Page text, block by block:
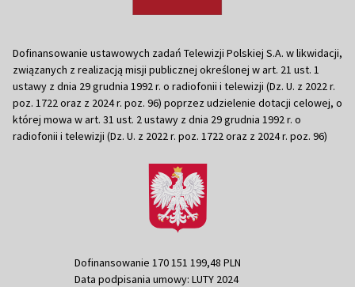
Dofinansowanie ustawowych zadań Telewizji Polskiej S.A. w likwidacji,
związanych z realizacją misji publicznej określonej w art. 21 ust. 1
ustawy z dnia 29 grudnia 1992 r. o radiofonii i telewizji (Dz. U. z 2022 r.
poz. 1722 oraz z 2024 r. poz. 96) poprzez udzielenie dotacji celowej, o
której mowa w art. 31 ust. 2 ustawy z dnia 29 grudnia 1992 r. o
radiofonii i telewizji (Dz. U. z 2022 r. poz. 1722 oraz z 2024 r. poz. 96)
Dofinansowanie 170 151 199,48 PLN
Data podpisania umowy: LUTY 2024